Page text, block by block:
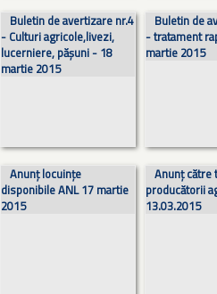
Buletin de avertizare nr.4
- Culturi agricole,livezi,
lucerniere, pășuni - 18
martie 2015
Buletin de
- tratament
martie 2015
Anunț locuințe
disponibile ANL 17 martie
2015
Anunț către
producătorii
13.03.2015